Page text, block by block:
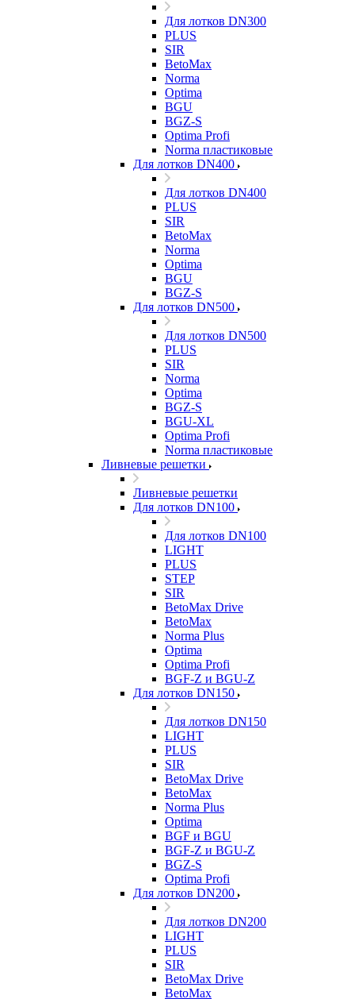
Для лотков DN300
PLUS
SIR
BetoMax
Norma
Optima
BGU
BGZ-S
Optima Profi
Norma пластиковые
Для лотков DN400
Для лотков DN400
PLUS
SIR
BetoMax
Norma
Optima
BGU
BGZ-S
Для лотков DN500
Для лотков DN500
PLUS
SIR
Norma
Optima
BGZ-S
BGU-XL
Optima Profi
Norma пластиковые
Ливневые решетки
Ливневые решетки
Для лотков DN100
Для лотков DN100
LIGHT
PLUS
STEP
SIR
BetoMax Drive
BetoMax
Norma Plus
Optima
Optima Profi
BGF-Z и BGU-Z
Для лотков DN150
Для лотков DN150
LIGHT
PLUS
SIR
BetoMax Drive
BetoMax
Norma Plus
Optima
BGF и BGU
BGF-Z и BGU-Z
BGZ-S
Optima Profi
Для лотков DN200
Для лотков DN200
LIGHT
PLUS
SIR
BetoMax Drive
BetoMax